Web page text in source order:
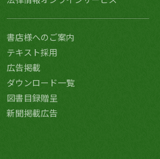
書店様へのご案内
テキスト採用
広告掲載
ダウンロード一覧
図書目録贈呈
新聞掲載広告